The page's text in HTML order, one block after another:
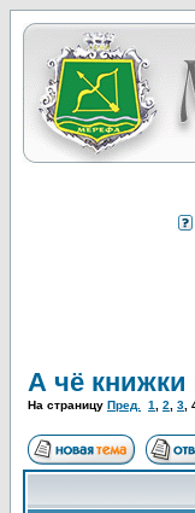
А чё книжки
На страницу Пред. 1 2 3